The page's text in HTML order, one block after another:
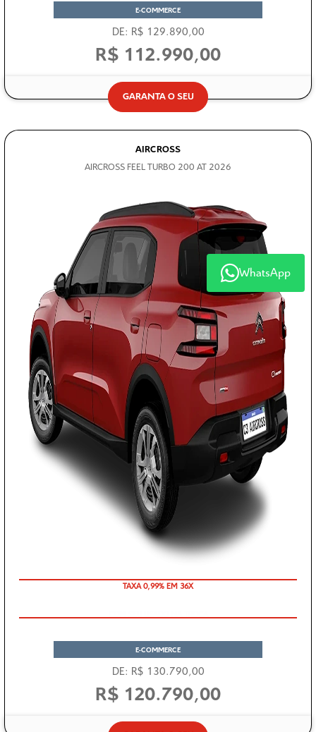
E-COMMERCE
DE: R$ 129.890,00
R$ 112.990,00
GARANTA O SEU
AIRCROSS
AIRCROSS FEEL TURBO 200 AT 2026
TAXA 0,99% EM 36X
E-COMMERCE
DE: R$ 130.790,00
R$ 120.790,00
WhatsApp